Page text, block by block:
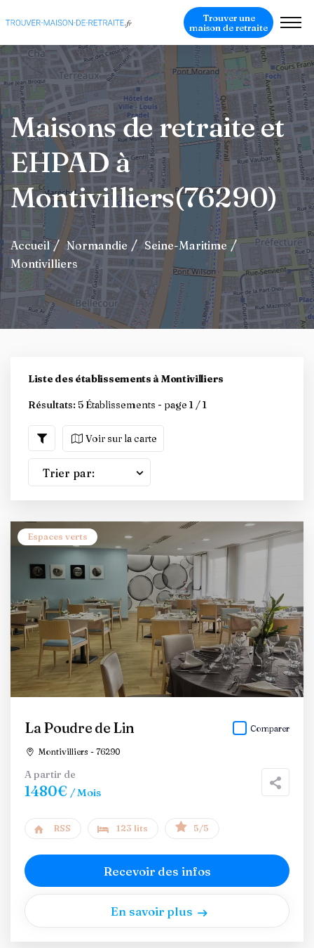
Trouver une
maison de retraite
Maisons de retraite et
EHPAD à
Montivilliers(76290)
Accueil Normandie
Seine-Maritime
Montivilliers
Liste des établissements à Montivilliers
Résultats: 5 Établissements - page 1 / 1
Voir sur la carte
Trier par:
Espaces verts
La Poudre de Lin
Montivilliers - 76290
Comparer
A partir de
1480€ / Mois
RSS 123 lits 5/5
Recevoir des infos
En savoir plus